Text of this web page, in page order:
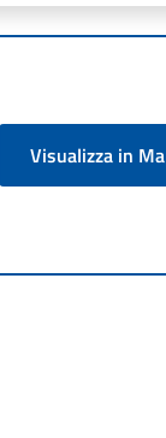
Visualizza in